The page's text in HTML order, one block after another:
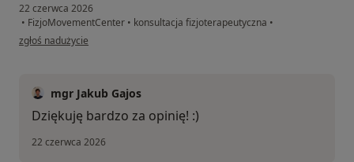
22 czerwca 2026
• FizjoMovementCenter • konsultacja fizjoterapeutyczna •
w opinii użytkownika MZ
zgłoś nadużycie
mgr Jakub Gajos
Dziękuję bardzo za opinię! :)
22 czerwca 2026